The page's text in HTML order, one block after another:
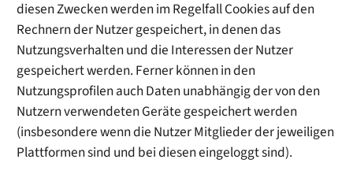
diesen Zwecken werden im Regelfall Cookies auf den
Rechnern der Nutzer gespeichert, in denen das
Nutzungsverhalten und die Interessen der Nutzer
gespeichert werden. Ferner können in den
Nutzungsprofilen auch Daten unabhängig der von den
Nutzern verwendeten Geräte gespeichert werden
(insbesondere wenn die Nutzer Mitglieder der jeweiligen
Plattformen sind und bei diesen eingeloggt sind).